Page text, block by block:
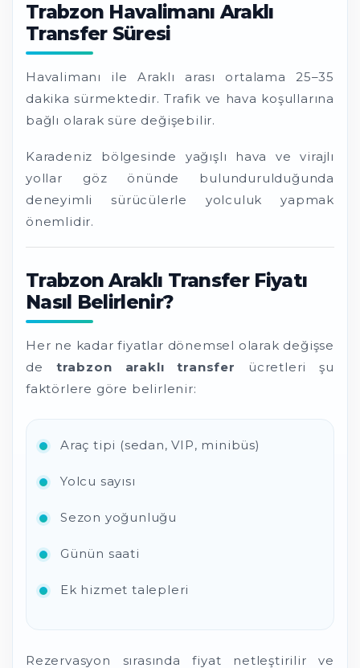
Trabzon Havalimanı Araklı
Transfer Süresi
Havalimanı ile Araklı arası ortalama 25–35
dakika sürmektedir. Trafik ve hava koşullarına
bağlı olarak süre değişebilir.
Karadeniz bölgesinde yağışlı hava ve virajlı
yollar göz önünde bulundurulduğunda
deneyimli sürücülerle yolculuk yapmak
önemlidir.
Trabzon Araklı Transfer Fiyatı
Nasıl Belirlenir?
Her ne kadar fiyatlar dönemsel olarak değişse
de trabzon araklı transfer ücretleri şu
faktörlere göre belirlenir:
Araç tipi (sedan, VIP, minibüs)
Yolcu sayısı
Sezon yoğunluğu
Günün saati
Ek hizmet talepleri
Rezervasyon sırasında fiyat netleştirilir ve